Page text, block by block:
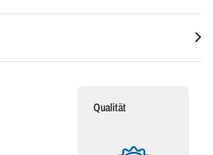
Qualität